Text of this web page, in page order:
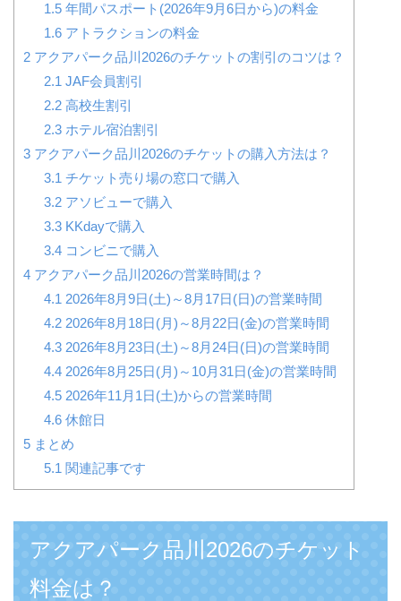
1.5年間パスポート(2026年9月6日から)の料金
1.6アトラクションの料金
2 アクアパーク品川2026のチケットの割引のコツは？
2.1 JAF会員割引
2.2高校生割引
2.3ホテル宿泊割引
3 アクアパーク品川2026のチケットの購入方法は？
3.1 チケット売り場の窓口で購入
3.2アソビューで購入
3.3KKdayで購入
3.4コンビニで購入
4 アクアパーク品川2026の営業時間は？
4.1 2026年8月9日(土)～8月17日(日)の営業時間
4.22026年8月18日(月)～8月22日(金)の営業時間
4.32026年8月23日(土)～8月24日(日)の営業時間
4.42026年8月25日(月)～10月31日(金)の営業時間
4.52026年11月1日(土)からの営業時間
4.6休館日
5 まとめ
5.1 関連記事です
アクアパーク品川2026のチケット
料金は？